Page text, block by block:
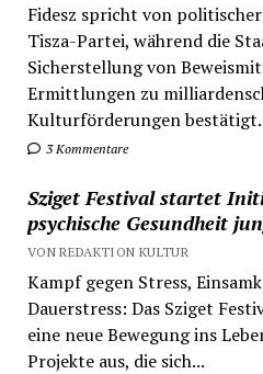
Fidesz spricht von
Tisza-Partei, während die
Sicherstellung von
Ermittlungen zu
Kulturförderungen bestätigt.
3 Kommentare
Sziget Festival startet
psychische Gesundheit
VON REDAKTION KULTUR
Kampf gegen Stress,
Dauerstress: Das Sziget
eine neue Bewegung ins
Projekte aus, die sich...